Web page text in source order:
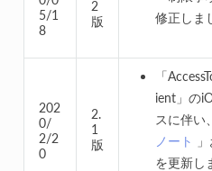
5/1
8
2
版
修正しま
202
0/
2/2
0
2.
1
版
「
ient」の
スに伴い
ノート
を更新し